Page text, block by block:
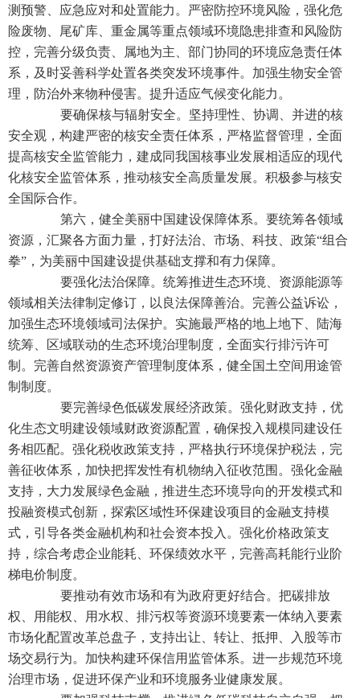
测预警、应急应对和处置能力。严密防控环境风险，强化危
险废物、尾矿库、重金属等重点领域环境隐患排查和风险防
控，完善分级负责、属地为主、部门协同的环境应急责任体
系，及时妥善科学处置各类突发环境事件。加强生物安全管
理，防治外来物种侵害。提升适应气候变化能力。
要确保核与辐射安全。坚持理性、协调、并进的核
安全观，构建严密的核安全责任体系，严格监督管理，全面
提高核安全监管能力，建成同我国核事业发展相适应的现代
化核安全监管体系，推动核安全高质量发展。积极参与核安
全国际合作。
第六，健全美丽中国建设保障体系。要统筹各领域
资源，汇聚各方面力量，打好法治、市场、科技、政策“组合
拳”，为美丽中国建设提供基础支撑和有力保障。
要强化法治保障。统筹推进生态环境、资源能源等
领域相关法律制定修订，以良法保障善治。完善公益诉讼，
加强生态环境领域司法保护。实施最严格的地上地下、陆海
统筹、区域联动的生态环境治理制度，全面实行排污许可
制。完善自然资源资产管理制度体系，健全国土空间用途管
制制度。
要完善绿色低碳发展经济政策。强化财政支持，优
化生态文明建设领域财政资源配置，确保投入规模同建设任
务相匹配。强化税收政策支持，严格执行环境保护税法，完
善征收体系，加快把挥发性有机物纳入征收范围。强化金融
支持，大力发展绿色金融，推进生态环境导向的开发模式和
投融资模式创新，探索区域性环保建设项目的金融支持模
式，引导各类金融机构和社会资本投入。强化价格政策支
持，综合考虑企业能耗、环保绩效水平，完善高耗能行业阶
梯电价制度。
要推动有效市场和有为政府更好结合。把碳排放
权、用能权、用水权、排污权等资源环境要素一体纳入要素
市场化配置改革总盘子，支持出让、转让、抵押、入股等市
场交易行为。加快构建环保信用监管体系。进一步规范环境
治理市场，促进环保产业和环境服务业健康发展。